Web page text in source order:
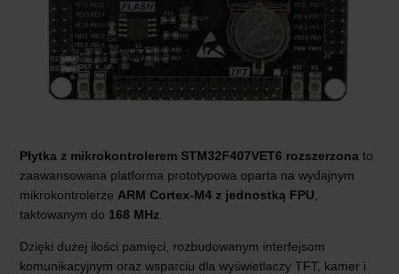
Płytka z mikrokontrolerem STM32F407VET6 rozszerzona to
zaawansowana platforma prototypowa oparta na wydajnym
mikrokontrolerze ARM Cortex-M4 z jednostką FPU
taktowanym do 168 MHz
Dzięki dużej ilości pamięci, rozbudowanym interfejsom
komunikacyjnym oraz wsparciu dla wyświetlaczy TFT, kamer i